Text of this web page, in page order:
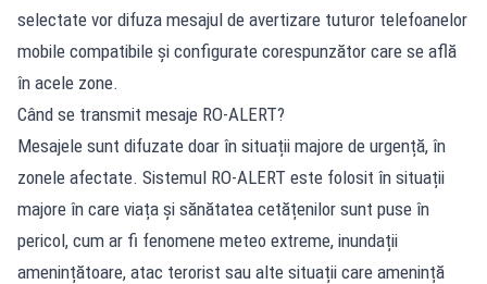
selectate vor difuza mesajul de avertizare tuturor telefoanelor
mobile compatibile și configurate corespunzător care se află
în acele zone.
Când se transmit mesaje RO-ALERT?
Mesajele sunt difuzate doar în situații majore de urgență, în
zonele afectate. Sistemul RO-ALERT este folosit în situații
majore în care viața și sănătatea cetățenilor sunt puse în
pericol, cum ar fi fenomene meteo extreme, inundații
amenințătoare, atac terorist sau alte situații care amenință